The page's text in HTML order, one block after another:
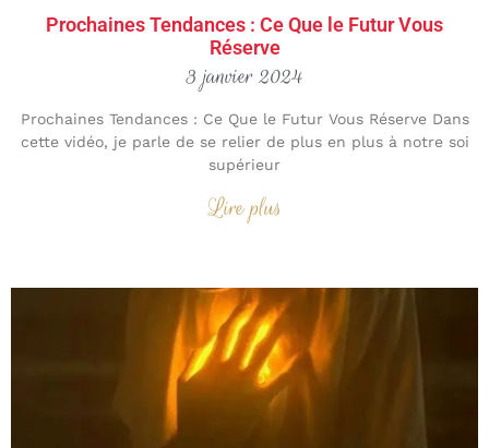
Prochaines Tendances : Ce Que le Futur Vous
Réserve
3 janvier 2024
Prochaines Tendances : Ce Que le Futur Vous Réserve Dans
cette vidéo, je parle de se relier de plus en plus à notre soi
supérieur
Lire plus